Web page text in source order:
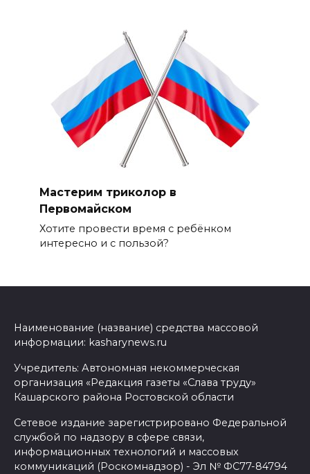
Мастерим триколор в
Первомайском
Хотите провести время с ребёнком
интересно и с пользой?
Наименование (название) средства массовой
информации: kasharynews.ru
Учредитель: Автономная некоммерческая
организация «Редакция газеты «Слава труду»
Кашарского района Ростовской области
Сетевое издание зарегистрировано Федеральной
службой по надзору в сфере связи,
информационных технологий и массовых
коммуникаций (Роскомнадзор) - Эл № ФС77-84794